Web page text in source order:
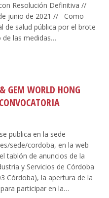
Resolución Definitiva //
de junio de 2021 // Como
de salud pública por el brote
de las medidas…
GEM WORLD HONG
publica en la sede
sede/cordoba, en la web
tablón de anuncios de la
y Servicios de Córdoba
Córdoba), la apertura de la
participar en la…